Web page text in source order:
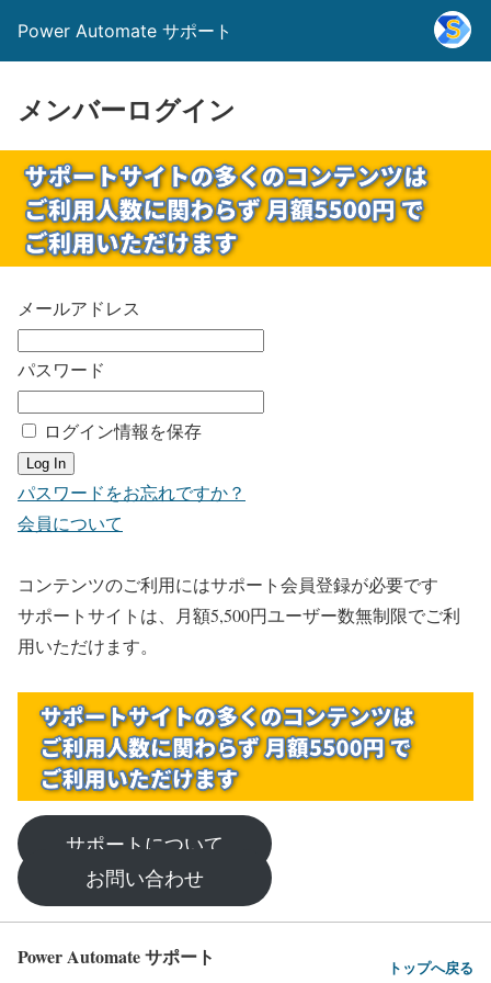
Power Automate サポート
メンバーログイン
メールアドレス
パスワード
ログイン情報を保存
パスワードをお忘れですか？
会員について
コンテンツのご利用にはサポート会員登録が必要です
サポートサイトは、月額5,500円ユーザー数無制限でご利
用いただけます。
サポートについて
お問い合わせ
Power Automate サポート トップへ戻る